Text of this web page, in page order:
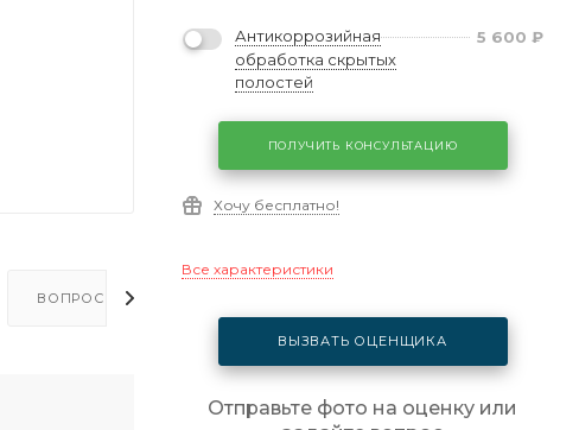
ВОПРОСЫ - ОТВЕТЫ
Антикоррозийная
обработка скрытых
полостей
5 600 ₽
ПОЛУЧИТЬ КОНСУЛЬТАЦИЮ
Хочу бесплатно!
Все характеристики
ВЫЗВАТЬ ОЦЕНЩИКА
Отправьте фото на оценку или